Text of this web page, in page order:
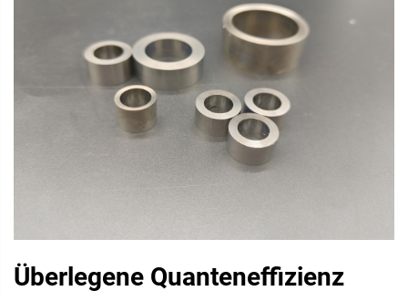
Überlegene Quanteneffizienz